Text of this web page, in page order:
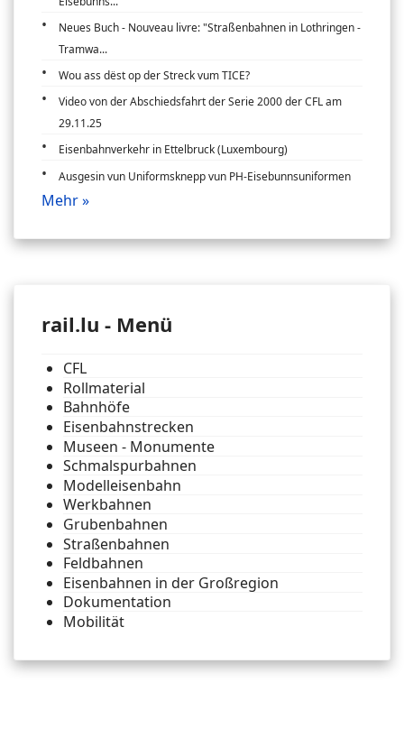
Neues Buch - Nouveau livre: "Straßenbahnen in Lothringen -
Tramwa...
Wou ass dëst op der Streck vum TICE?
Video von der Abschiedsfahrt der Serie 2000 der CFL am
29.11.25
Eisenbahnverkehr in Ettelbruck (Luxembourg)
Ausgesin vun Uniformsknepp vun PH-Eisebunnsuniformen
Mehr »
rail.lu - Menü
CFL
Rollmaterial
Bahnhöfe
Eisenbahnstrecken
Museen - Monumente
Schmalspurbahnen
Modelleisenbahn
Werkbahnen
Grubenbahnen
Straßenbahnen
Feldbahnen
Eisenbahnen in der Großregion
Dokumentation
Mobilität